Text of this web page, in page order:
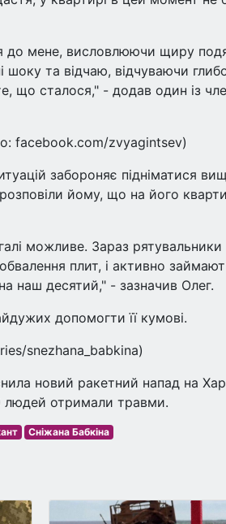
до мене, висловлюючи щиру
та відчаю, відчуваючи
що сталося," - додав один із
facebook.com/zvyagintsev)
забороняє підніматися
йому, що на його
можливе. Зараз рятувальники
плит, і активно
наш десятий," - зазначив Олег.
допомогти її кумові.
snezhana_babkina)
новий ракетний напад на
людей отримали травми.
Сніжана Бабкіна